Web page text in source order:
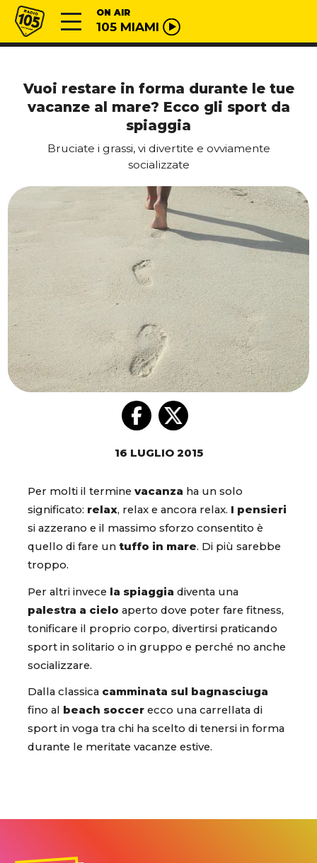
Vai al contenuto
Radio 105 ON AIR
105 MIAMI
Vuoi restare in forma durante le tue
vacanze al mare? Ecco gli sport da
spiaggia
Bruciate i grassi, vi divertite e ovviamente
socializzate
16 LUGLIO 2015
Per molti il termine vacanza ha un solo
significato: relax, relax e ancora relax. I pensieri
si azzerano e il massimo sforzo consentito è
quello di fare un tuffo in mare. Di più sarebbe
troppo.
Per altri invece la spiaggia diventa una
palestra a cielo aperto dove poter fare fitness,
tonificare il proprio corpo, divertirsi praticando
sport in solitario o in gruppo e perché no anche
socializzare.
Dalla classica camminata sul bagnasciuga
fino al beach soccer ecco una carrellata di
sport in voga tra chi ha scelto di tenersi in forma
durante le meritate vacanze estive.